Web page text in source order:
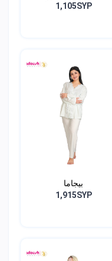
1,105SYP
بيجاما
1,915SYP